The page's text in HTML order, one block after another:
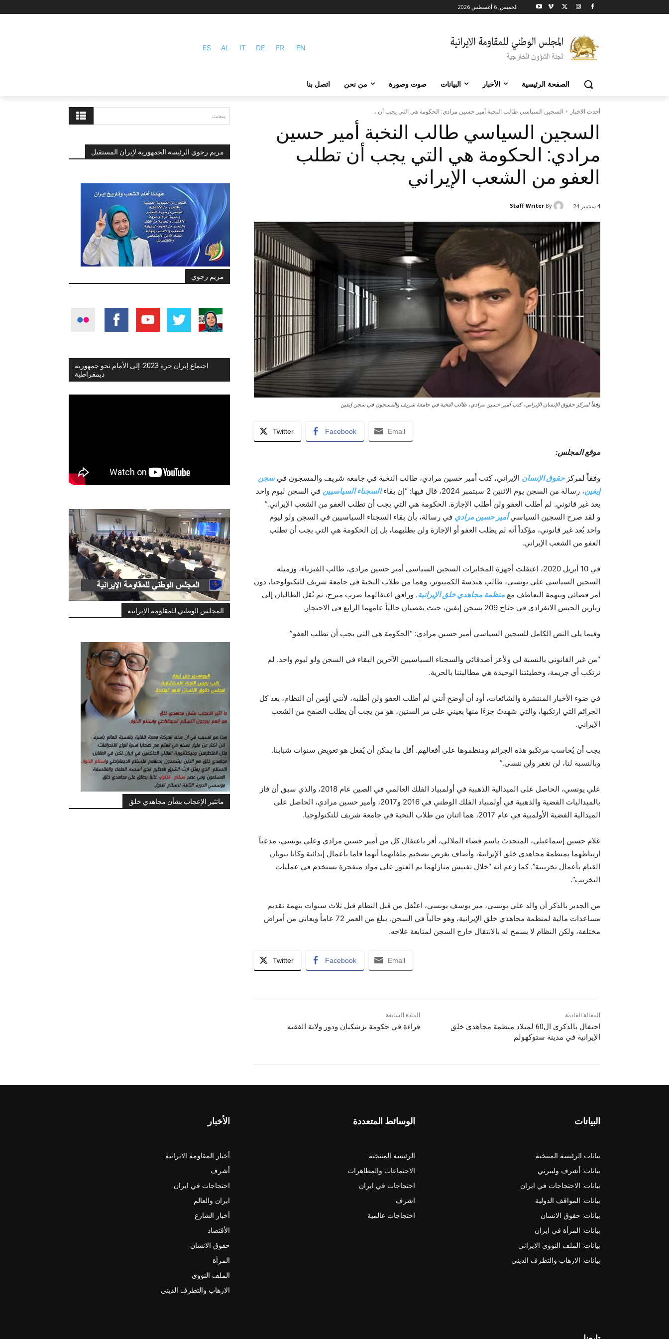
الخميس, 6 أغسطس 2026
ES AL IT DE FR EN
الصفحة الرئيسية الأخبار البيانات صوت وصورة من نحن اتصل بنا
يبحث
مريم رجوي الرئيسة الجمهورية لإيران المستقبل
مريم رجوي
اجتماع إيران حرة 2023: إلى الأمام نحو جمهورية
ديمقراطية
المجلس الوطني للمقاومة الإيرانية
ماتثير الإعجاب بشأن مجاهدي خلق
أحدث الاخبار السجين السياسي طالب النخبة أمير حسين مرادي: الحكومة هي التي يجب أن...
السجين السياسي طالب النخبة أمير حسين
مرادي: الحكومة هي التي يجب أن تطلب
العفو من الشعب الإيراني
4 سبتمبر 24 By
Staff Writer
وفقاً لمركز حقوق الإنسان الإيراني، كتب أمير حسين مرادي، طالب النخبة في جامعة شريف والمسجون في سجن إيفين
Twitter Facebook Email
موقع المجلس:
وفقاً لمركزحقوق الإنسان الإيراني، كتب أمير حسين مرادي، طالب النخبة في جامعة شريف والمسجون فيسجن
إيفين، رسالة من السجن يوم الاثنين 2 سبتمبر 2024، قال فيها: “إن بقاء السجناء السياسيين في السجن ليوم واحد
يعد غير قانوني. لم أطلب العفو ولن أطلب الإجازة. الحكومة هي التي يجب أن تطلب العفو من الشعب الإيراني.”
و لقد صرح السجين السياسيأمير حسين مرادي في رسالة، بأن بقاء السجناء السياسيين في السجن ولو ليوم
واحد يُعد غير قانوني، مؤكداً أنه لم يطلب العفو أو الإجازة ولن يطلبهما، بل إن الحكومة هي التي يجب أن تطلب
العفو من الشعب الإيراني.
في 10 أبريل 2020، اعتقلت أجهزة المخابرات السجين السياسي أمير حسين مرادي، طالب الفيزياء، وزميله
السجين السياسي علي يونسي، طالب هندسة الكمبيوتر، وهما من طلاب النخبة في جامعة شريف للتكنولوجيا، دون
أمر قضائي وبتهمة التعاطف مع منظمة مجاهدي خلق الإيرانية. ورافق اعتقالهما ضرب مبرح، ثم نُقل الطالبان إلى
زنازين الحبس الانفرادي في جناح 209 بسجن إيفين، حيث يقضيان حالياً عامهما الرابع في الاحتجاز.
وفيما يلي النص الكامل للسجين السياسي أمير حسين مرادي: “الحكومة هي التي يجب أن تطلب العفو”
“من غير القانوني بالنسبة لي ولأعز أصدقائي والسجناء السياسيين الآخرين البقاء في السجن ولو ليوم واحد. لم
نرتكب أي جريمة، وخطيئتنا الوحيدة هي مطالبتنا بالحرية.
في ضوء الأخبار المنتشرة والشائعات، أود أن أوضح أنني لم أطلب العفو ولن أطلبه، لأنني أؤمن أن النظام، بعد كل
الجرائم التي ارتكبها، والتي شهدتُ جزءًا منها بعيني على مر السنين، هو من يجب أن يطلب الصفح من الشعب
الإيراني.
يجب أن يُحاسب مرتكبو هذه الجرائم ومنظموها على أفعالهم. أقل ما يمكن أن يُفعل هو تعويض سنوات شبابنا.
وبالنسبة لنا، لن نغفر ولن ننسى.”
علي يونسي، الحاصل على الميدالية الذهبية في أولمبياد الفلك العالمي في الصين عام 2018، والذي سبق أن فاز
بالميداليات الفضية والذهبية في أولمبياد الفلك الوطني في 2016 و2017، وأمير حسين مرادي، الحاصل على
الميدالية الفضية الأولمبية في عام 2017، هما اثنان من طلاب النخبة في جامعة شريف للتكنولوجيا.
غلام حسين إسماعيلي، المتحدث باسم قضاء الملالي، أقر باعتقال كل من أمير حسين مرادي وعلي يونسي، مدعياً
ارتباطهما بمنظمة مجاهدي خلق الإيرانية، وأضاف بغرض تضخيم ملفاتهما أنهما قاما بأعمال إيذائية وكانا ينويان
القيام بأعمال تخريبية”. كما زعم أنه “خلال تفتيش منازلهما تم العثور على مواد متفجرة تستخدم في عمليات
التخريب”.
من الجدير بالذكر أن والد علي يونسي، مير يوسف يونسي، اعتُقل من قبل النظام قبل ثلاث سنوات بتهمة تقديم
مساعدات مالية لمنظمة مجاهدي خلق الإيرانية، وهو حالياً في السجن. يبلغ من العمر 72 عاماً ويعاني من أمراض
مختلفة، ولكن النظام لا يسمح له بالانتقال خارج السجن لمتابعة علاجه.
Twitter Facebook Email
المادة السابقة
قراءة في حكومة بزشكيان ودور ولاية الفقيه
المقالة القادمة
احتفال بالذكرى ال60 لميلاد منظمة مجاهدي خلق
الإيرانية في مدینة ستوكهولم
الأخبار
أخبار المقاومة الايرانية
أشرف
احتجاجات في ايران
ايران والعالم
أخبار الشارع
الأقتصاد
حقوق الانسان
المرأة
الملف النووي
الارهاب والتطرف الديني
الوسائط المتعددة
الرئيسة المنتخبة
الاجتماعات والمظاهرات
احتجاجات في ايران
اشرف
احتجاجات عالمية
البيانات
بيانات الرئيسة المنتخبة
بيانات: أشرف وليبرتي
بيانات: الاحتجاجات في ايران
بيانات: المواقف الدولية
بيانات: حقوق الانسان
بيانات: المرأة في ايران
بيانات: الملف النووي الايراني
بيانات: الارهاب والتطرف الديني